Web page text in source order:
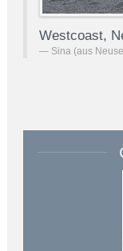
Westcoast,
Sina (aus